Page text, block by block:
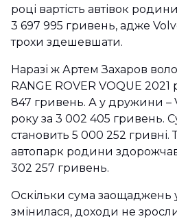
році вартість автівок
3 697 995 гривень, адже
трохи здешевшати.
Наразі ж Артем Захаров
RANGE ROVER VOQUE 2021
847 гривень. А у дружини –
року за 3 002 405 гривень.
становить 5 000 252
автопарк родини
302 257 гривень.
Оскільки сума заощаджень
змінилася, доходи не